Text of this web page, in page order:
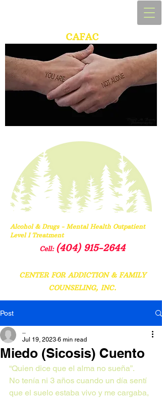
CAFAC
Alcohol & Drugs - Mental Health Outpatient
Level I Treatment
Cell: (404) 915-2644
CENTER FOR ADDICTION & FAMILY
COUNSELING, INC.
Post
Miedo (Sicosis) Cuento
Jul 19, 2023 6 min read
“Quien dice que el alma no sueña”.
No tenía ni 3 años cuando un día sentí
que el suelo estaba vivo y me cargaba,